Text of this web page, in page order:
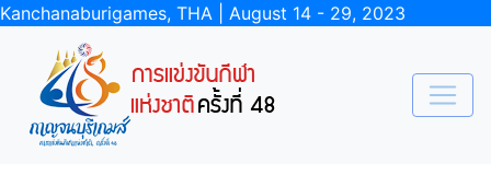
Kanchanaburigames, THA | August 14 - 29, 2023